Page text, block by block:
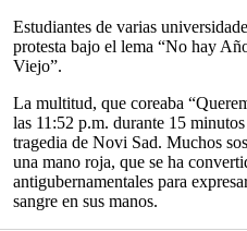
Estudiantes de varias
protesta bajo el lema “No hay
Viejo”.
La multitud, que coreaba
las 11:52 p.m. durante 15
tragedia de Novi Sad. Muchos
una mano roja, que se ha
antigubernamentales para
sangre en sus manos.